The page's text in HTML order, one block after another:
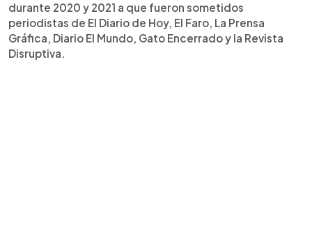
durante 2020 y 2021 a que fueron sometidos
periodistas de El Diario de Hoy, El Faro, La Prensa
Gráfica, Diario El Mundo, Gato Encerrado y la Revista
Disruptiva.